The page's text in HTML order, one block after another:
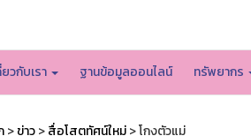
ยวกับเรา ฐานข้อมูลออนไลน์ ทรัพยากร
>ข่าว>สื่อโสตทัศน์ใหม่> โกงตัวแม่